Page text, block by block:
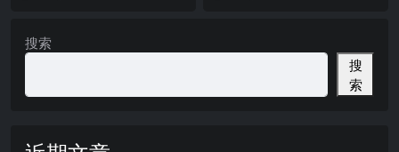
搜索
搜
索